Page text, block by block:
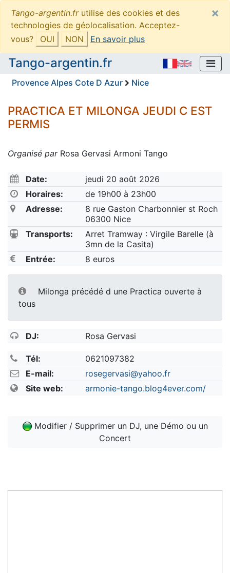
Tango-argentin.frutilise des cookies et des
technologies de géolocalisation. Acceptez-
vous?
OUI NON En savoir plus
×
Tango-argentin.fr
Provence Alpes Cote D Azur Nice
PRACTICA ET MILONGA JEUDI C EST
PERMIS
Organisé parRosa Gervasi Armoni Tango
Date:
jeudi 20 août 2026
Horaires:
de 19h00 à 23h00
Adresse:
8 rue Gaston Charbonnier st Roch
06300 Nice
Transports:
Arret Tramway : Virgile Barelle (à
3mn de la Casita)
Entrée:
8 euros
Milonga précédé d une Practica ouverte à
tous
DJ: Rosa Gervasi
Tél:
0621097382
E-mail:
rosegervasi@yahoo.fr
Site web:
armonie-tango.blog4ever.com/
Modifier / Supprimer un DJ, une Démo ou un
Concert